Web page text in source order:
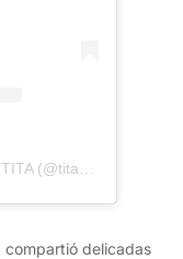
compartió delicadas